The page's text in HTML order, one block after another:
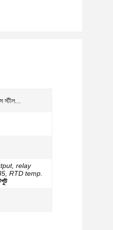
স্টীল...
relay
RTD temp.